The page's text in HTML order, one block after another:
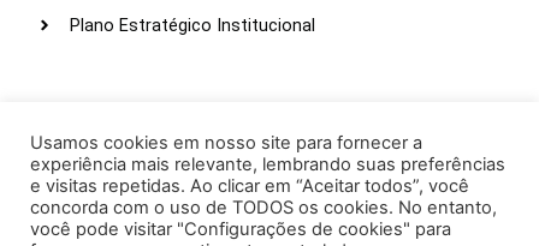
Plano Estratégico Institucional
Webmail
Intranet
Administração
Usamos cookies em nosso site para fornecer a
experiência mais relevante, lembrando suas preferências
e visitas repetidas. Ao clicar em “Aceitar todos”, você
concorda com o uso de TODOS os cookies. No entanto,
você pode visitar "Configurações de cookies" para